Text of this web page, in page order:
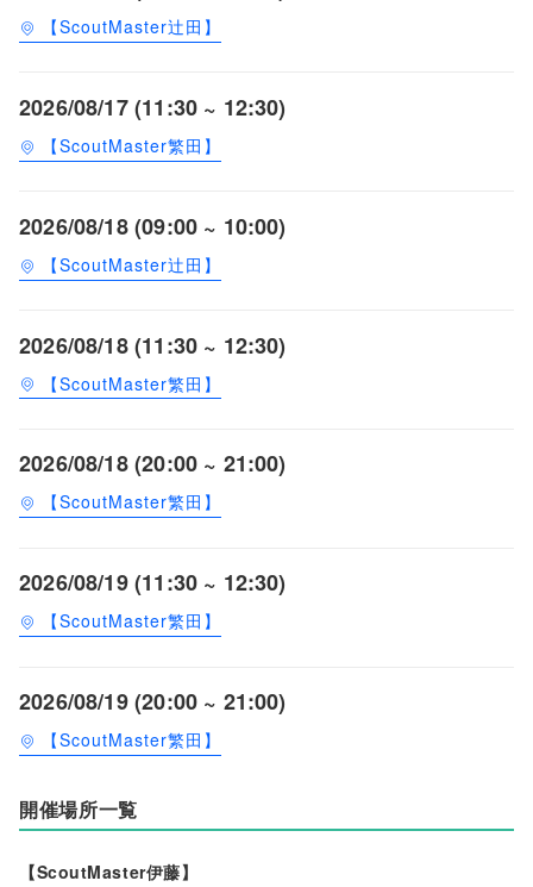
【ScoutMaster辻田】
2026/08/17 (11:30 ~ 12:30)
【ScoutMaster繁田】
2026/08/18 (09:00 ~ 10:00)
【ScoutMaster辻田】
2026/08/18 (11:30 ~ 12:30)
【ScoutMaster繁田】
2026/08/18 (20:00 ~ 21:00)
【ScoutMaster繁田】
2026/08/19 (11:30 ~ 12:30)
【ScoutMaster繁田】
2026/08/19 (20:00 ~ 21:00)
【ScoutMaster繁田】
開催場所一覧
【ScoutMaster伊藤】